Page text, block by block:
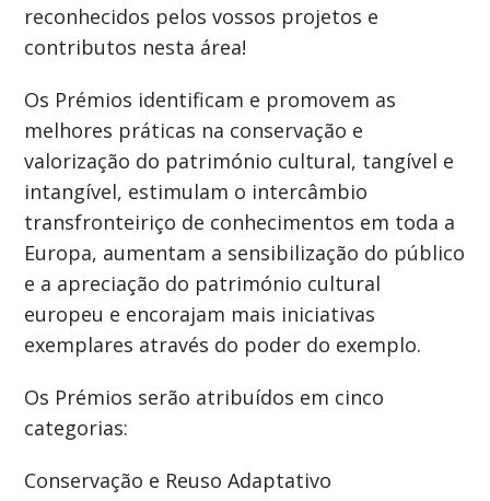
reconhecidos pelos vossos projetos e
contributos nesta área!
Os Prémios identificam e promovem as
melhores práticas na conservação e
valorização do património cultural, tangível e
intangível, estimulam o intercâmbio
transfronteiriço de conhecimentos em toda a
Europa, aumentam a sensibilização do público
e a apreciação do património cultural
europeu e encorajam mais iniciativas
exemplares através do poder do exemplo.
Os Prémios serão atribuídos em cinco
categorias:
Conservação e Reuso Adaptativo